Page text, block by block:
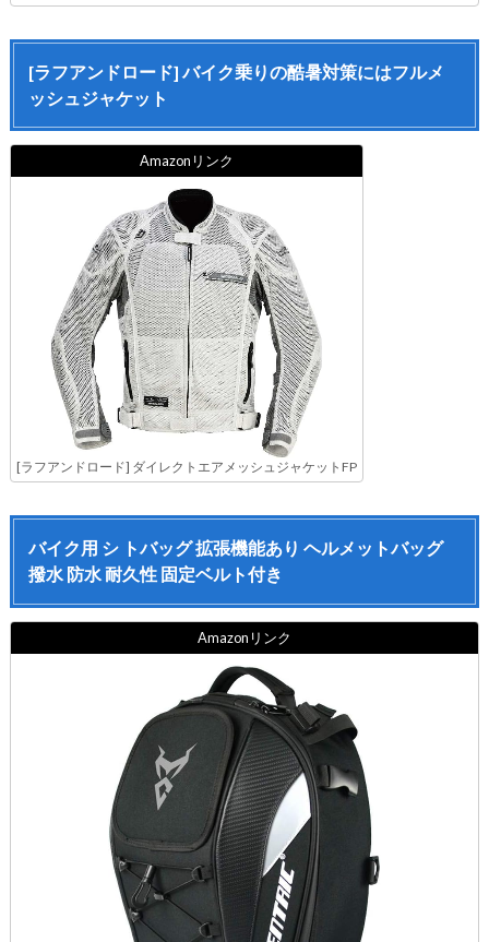
[ラフアンドロード] バイク乗りの酷暑対策にはフルメ
ッシュジャケット
Amazonリンク
[ラフアンドロード] ダイレクトエアメッシュジャケットFP
バイク用 シ トバッグ 拡張機能あり ヘルメットバッグ
撥水 防水 耐久性 固定ベルト付き
Amazonリンク